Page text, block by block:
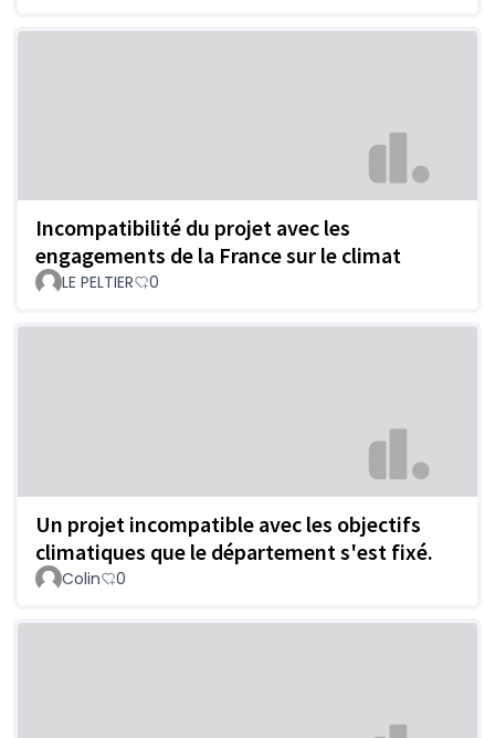
Incompatibilité du projet avec les
engagements de la France sur le climat
LE PELTIER 0
Un projet incompatible avec les objectifs
climatiques que le département s'est fixé.
Colin 0